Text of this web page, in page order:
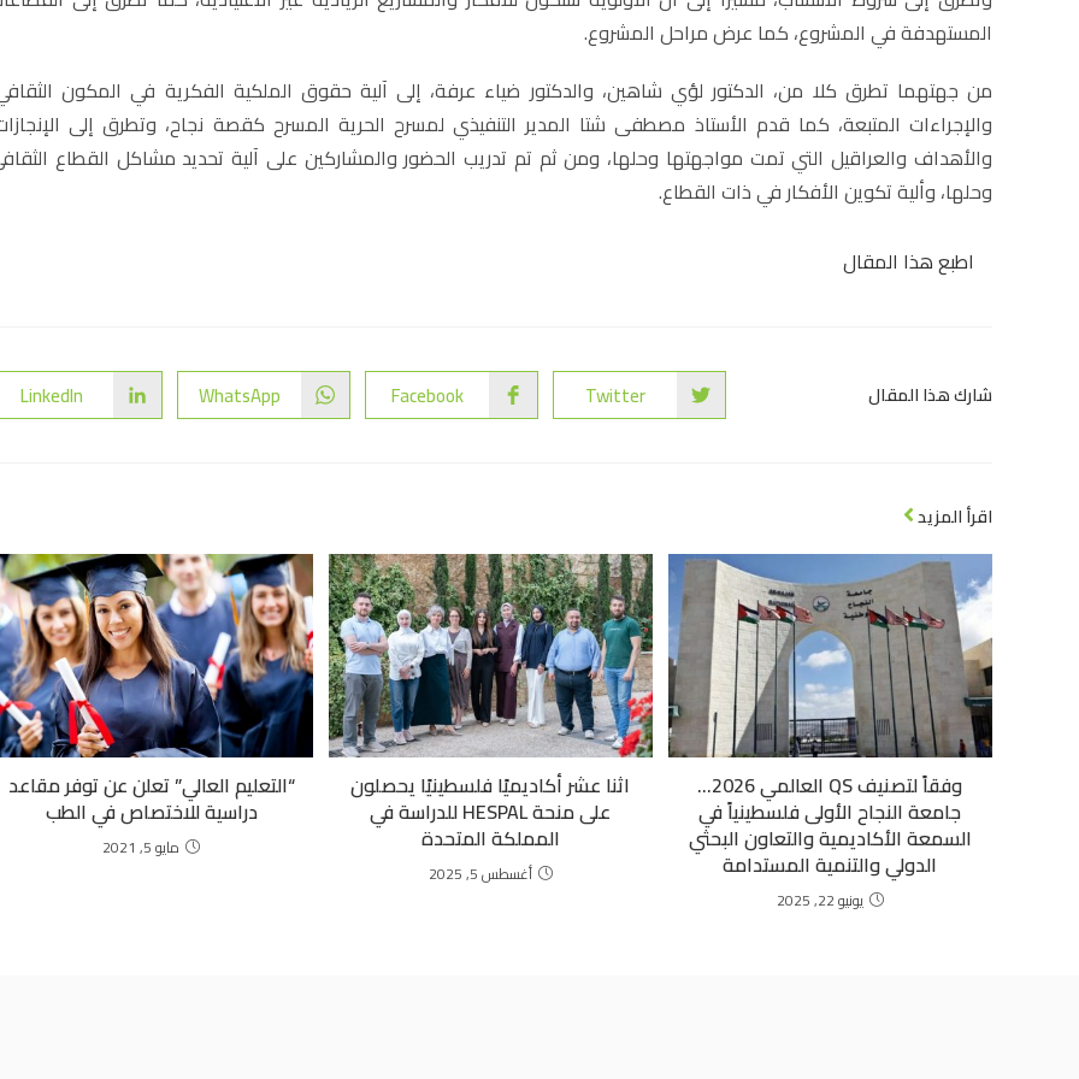
المستهدفة في المشروع، كما عرض مراحل المشروع.
من جهتهما تطرق كلا من، الدكتور لؤي شاهين، والدكتور ضياء عرفة، إلى آلية حقوق الملكية الفكرية في المكون
والإجراءات المتبعة، كما قدم الأستاذ مصطفى شتا المدير التنفيذي لمسرح الحرية المسرح كقصة نجاح، وتطرق إلى
والأهداف والعراقيل التي تمت مواجهتها وحلها، ومن ثم تم تدريب الحضور والمشاركين على آلية تحديد مشاكل القطاع
وحلها، وألية تكوين الأفكار في ذات القطاع.
اطبع هذا المقال
شارك هذا المقال Twitter
Facebook
WhatsApp
LinkedIn
اقرأ المزيد
“التعليم العالي” تعلن عن توفر مقاعد
دراسية للاختصاص في الطب
مايو 5, 2021
اثنا عشر أكاديميًا فلسطينيًا يحصلون
على منحة HESPAL للدراسة في
المملكة المتحدة
أغسطس 5, 2025
وفقاً لتصنيف QS العالمي 2026…
جامعة النجاح الأولى فلسطينياً في
السمعة الأكاديمية والتعاون البحثي
الدولي والتنمية المستدامة
يونيو 22, 2025